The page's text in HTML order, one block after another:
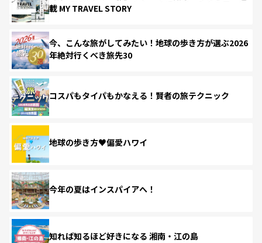
載 MY TRAVEL STORY
今、こんな旅がしてみたい！地球の歩き方が選ぶ2026
年絶対行くべき旅先30
コスパもタイパもかなえる！賢者の旅テクニック
地球の歩き方♥偏愛ハワイ
今年の夏はインスパイアへ！
知れば知るほど好きになる 湘南・江の島